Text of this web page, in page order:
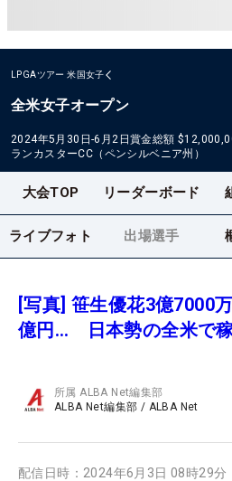
LPGAツアー 米国女子
全米女子オープン
2024年5月30日-6月2日賞金総額
ランカスターCC（ペンシルベニア州）
大会TOP リーダーボード
ライブフォト 出場選手
[写真] 笹生優花3億7000
億円… 日本勢の全米で
所属ALBA Net編集部
ALBA Net編集部 / ALBA Net
配信日時： 2024年6月3日 08時29分